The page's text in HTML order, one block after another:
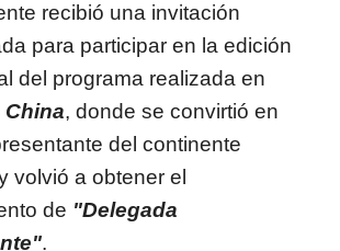
recibió una invitación
para participar en la edición
del programa realizada en
China, donde se convirtió en
del continente
volvió a obtener el
de "Delegada
.